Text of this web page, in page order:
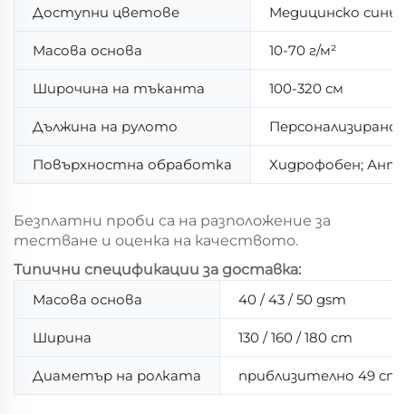
Доступни цветове Медицинско
Масова основа 10-70 г/м²
Широчина на тъканта 100-320 см
Дължина на рулото
Повърхностна обработка Хидрофобен;
Безплатни проби са на разположение за
тестване и оценка на качеството.
Типични спецификации за доставка:
Масова основа
40 / 43 / 50 gsm
Ширина 130 / 160 / 180 cm
Диаметър на ролката приблизително 49 cm